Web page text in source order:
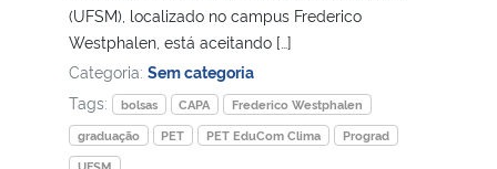
Secretaria-Geral
Secretaria de Governo
Gabinete de Segurança Institucional
(UFSM), localizado no campus Frederico
Westphalen, está aceitando […]
Categoria: Sem categoria
Tags:
bolsas CAPA
Frederico Westphalen
graduação
PET PET EduCom Clima
Prograd